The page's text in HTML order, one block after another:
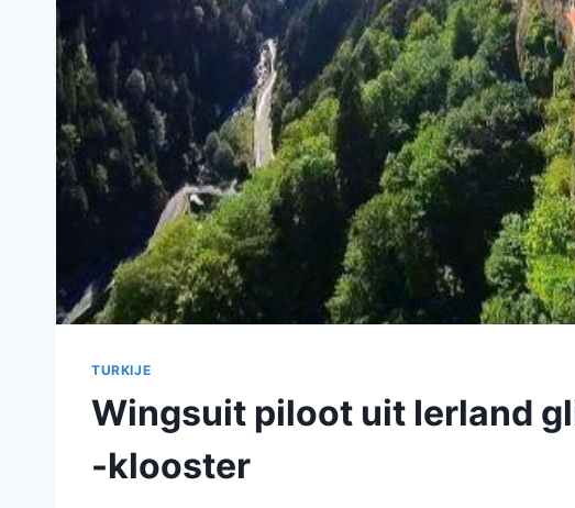
TURKIJE
Wingsuit piloot uit Ierland
-klooster